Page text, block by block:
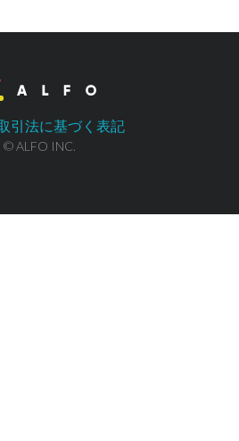
引法に基づく表記
© ALFO INC.